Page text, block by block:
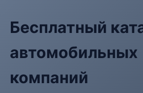
Бесплатный
автомобильных
компаний